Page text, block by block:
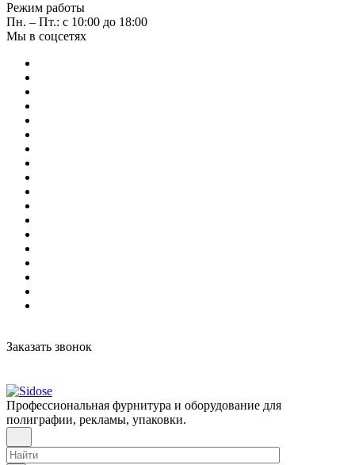
Режим работы
Пн. – Пт.: с 10:00 до 18:00
Мы в соцсетях
Заказать звонок
Профессиональная фурнитура и оборудование для
полиграфии, рекламы, упаковки.